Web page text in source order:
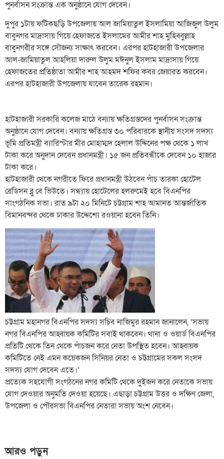
পুনর্বাসন সংক্রান্ত এক অনুষ্ঠানে যোগ দেবেন।
দুপুর ১টায় ফটিকছড়ি উপজেলায় আল জামিয়াতুল ইসলামিয়া আজিজুল উলুম
বাবুনগর মাদ্রাসায় গিয়ে হেফাজতে ইসলামের আমীর শাহ মুহিব্বুল্লাহ
বাবুনগরীর সঙ্গে সৌজন্য সাক্ষাৎ করবেন। এরপর হাটহাজারী উপজেলার
আল-জামিয়াতুল আহলিয়া দারুল উলুম মঈনুল ইসলাম মাদ্রাসায় গিয়ে
হেফাজতের প্রতিষ্ঠাতা আমীর শাহ আহমদ শফির কবর জেয়ারত করবেন।
এরপর হাটহাজারী উপজেলায় যাবেন তারেক রহমান।
হাটহাজারী সরকারি কলেজ মাঠে বন্যায় ক্ষতিগ্রস্তদের পুনর্বাসন সংক্রান্ত
অনুষ্ঠানে যোগ দেবেন। বন্যায় ক্ষতিগ্রস্ত ৩০ পরিবারকে স্থানীয় সংসদ সদস্য
ভূমি প্রতিমন্ত্রী ব্যারিস্টার মীর মোহাম্মদ হেলাল উদ্দিনের পক্ষ থেকে ১ লাখ
টাকা করে অনুদান দেবেন প্রধানমন্ত্রী। ১৫ জন প্রতিবন্ধীকে দেবেন ১০ হাজার
টাকা করে।
হাটহাজারী থেকে নগরীতে ফিরে প্রধানমন্ত্রী উঠবেন পাঁচ তারকা হোটেল
রেডিসন ব্লু বে ভিউতে। সন্ধ্যায় হোটেলের হলরুমেই হবে বিএনপির
সাংগঠনিক সভা। রাত ৯টা ২০ মিনিটে চট্টগ্রাম শাহ আমানত আন্তর্জাতিক
বিমানবন্দর থেকে ঢাকার উদ্দেশ্যে রওয়ানা হবেন তিনি।
চট্টগ্রাম মহানগর বিএনপির সদস্য সচিব নাজিমুর রহমান জানালেন, ‘সভায়
নগর বিএনপির আহ্বায়ক কমিটির সবাই থাকবেন। থানা ও ওয়ার্ড বিএনপির
প্রতিটি থেকে তিন থেকে পাঁচজন করে নেতা উপস্থিত হবেন। আহ্বায়ক
কমিটিতে নেই এমন কয়েকজন সিনিয়র নেতা ও চট্টগ্রামের সকল সংসদ
সদস্য যোগ দেবেন এতে।’
প্রত্যেক সহযোগী সংগঠনের নগর কমিটি থেকে দুইজন করে নেতাকে সভায়
যোগ দেওয়ার অনুমতি দেওয়া হয়েছে। এছাড়া চট্টগ্রাম উত্তর ও দক্ষিণ জেলা,
উপজেলা ও পৌরসভা বিএনপির নেতারা সভায় অংশ নেবেন।
আরও পড়ুন